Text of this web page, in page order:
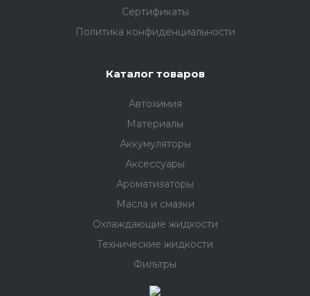
Сертификаты
Политика конфиденциальности
Каталог товаров
Автохимия
Материалы
Аккумуляторы
Аксессуары
Ароматизаторы
Масла и смазки
Охлаждающие жидкости
Технические жидкости
Фильтры